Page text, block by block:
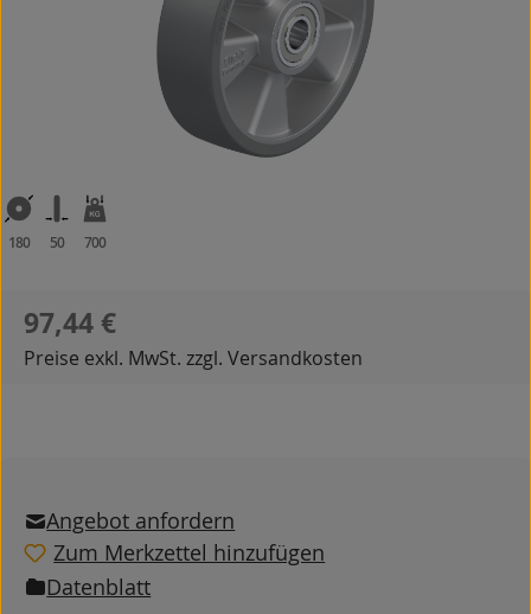
180 50 700
Regulärer Preis:
97,44 €
Preise exkl. MwSt. zzgl. Versandkosten
Angebot anfordern
Zum Merkzettel hinzufügen
Datenblatt